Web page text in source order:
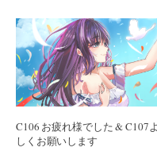
C106 お疲れ様でした & C107
しくお願いします